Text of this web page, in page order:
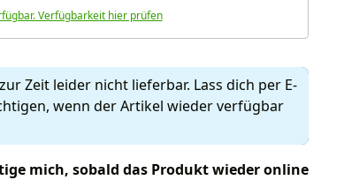
Verfügbarkeit hier prüfen
Zeit leider nicht lieferbar. Lass dich per E-
wenn der Artikel wieder verfügbar
mich, sobald das Produkt wieder online